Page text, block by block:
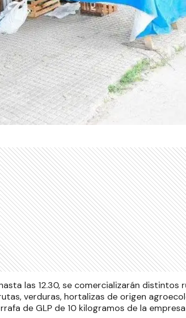
las 12.30, se comercializarán distintos
verduras, hortalizas de origen
de GLP de 10 kilogramos de la